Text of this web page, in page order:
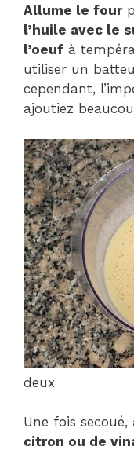
Allume le four
l’huile avec le
l’oeuf à
utiliser un
cependant,
ajoutiez
deux
Une fois secoué,
citron ou de